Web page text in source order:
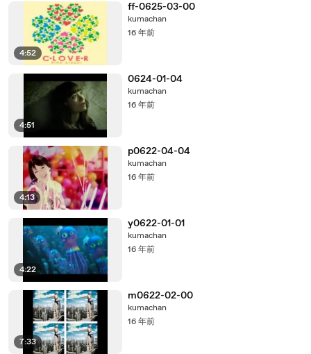
4:52
ff-0625-03-00
kumachan
16 年前
4:51
0624-01-04
kumachan
16 年前
4:13
p0622-04-04
kumachan
16 年前
4:22
y0622-01-01
kumachan
16 年前
7:33
m0622-02-00
kumachan
16 年前